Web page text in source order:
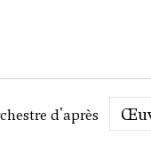
d'après